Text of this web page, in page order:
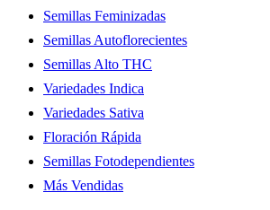
Semillas Feminizadas
Semillas Autoflorecientes
Semillas Alto THC
Variedades Indica
Variedades Sativa
Floración Rápida
Semillas Fotodependientes
Más Vendidas